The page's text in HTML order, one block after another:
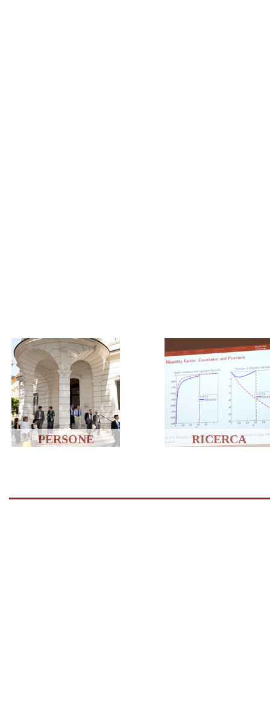
PERSONE RICERCA